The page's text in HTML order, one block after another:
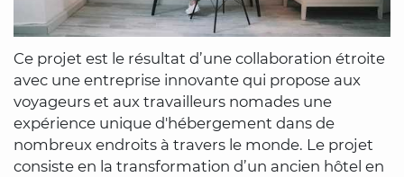
Ce projet est le résultat d’une collaboration étroite
avec une entreprise innovante qui propose aux
voyageurs et aux travailleurs nomades une
expérience unique d'hébergement dans de
nombreux endroits à travers le monde. Le projet
consiste en la transformation d’un ancien hôtel en